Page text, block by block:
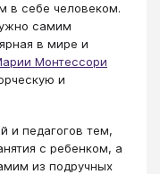
в себе человеком.
самим
в мире и
Монтессори
и
и педагогов тем,
с ребенком, а
из подручных